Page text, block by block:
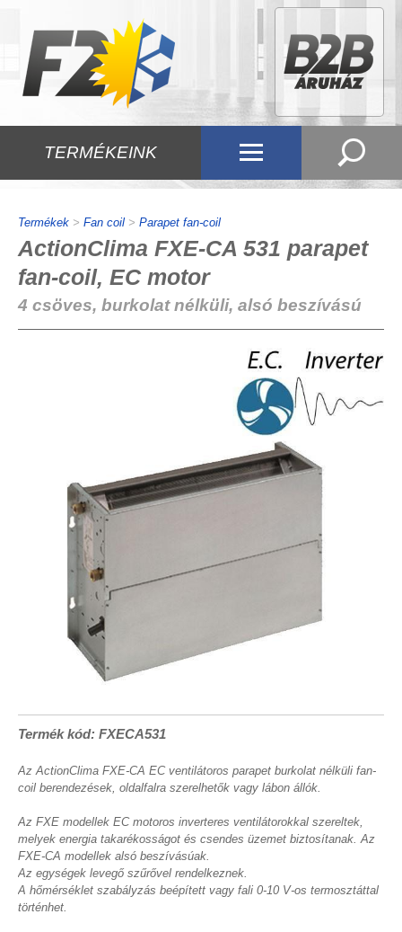
TERMÉKEINK
Termékek > Fan coil > Parapet fan-coil
ActionClima FXE-CA 531 parapet
fan-coil, EC motor
4 csöves, burkolat nélküli, alsó beszívású
Termék kód: FXECA531
Az ActionClima FXE-CA EC ventilátoros parapet burkolat nélküli fan-
coil berendezések, oldalfalra szerelhetők vagy lábon állók.
Az FXE modellek EC motoros inverteres ventilátorokkal szereltek,
melyek energia takarékosságot és csendes üzemet biztosítanak. Az
FXE-CA modellek alsó beszívásúak.
Az egységek levegő szűrővel rendelkeznek.
A hőmérséklet szabályzás beépített vagy fali 0-10 V-os termosztáttal
történhet.